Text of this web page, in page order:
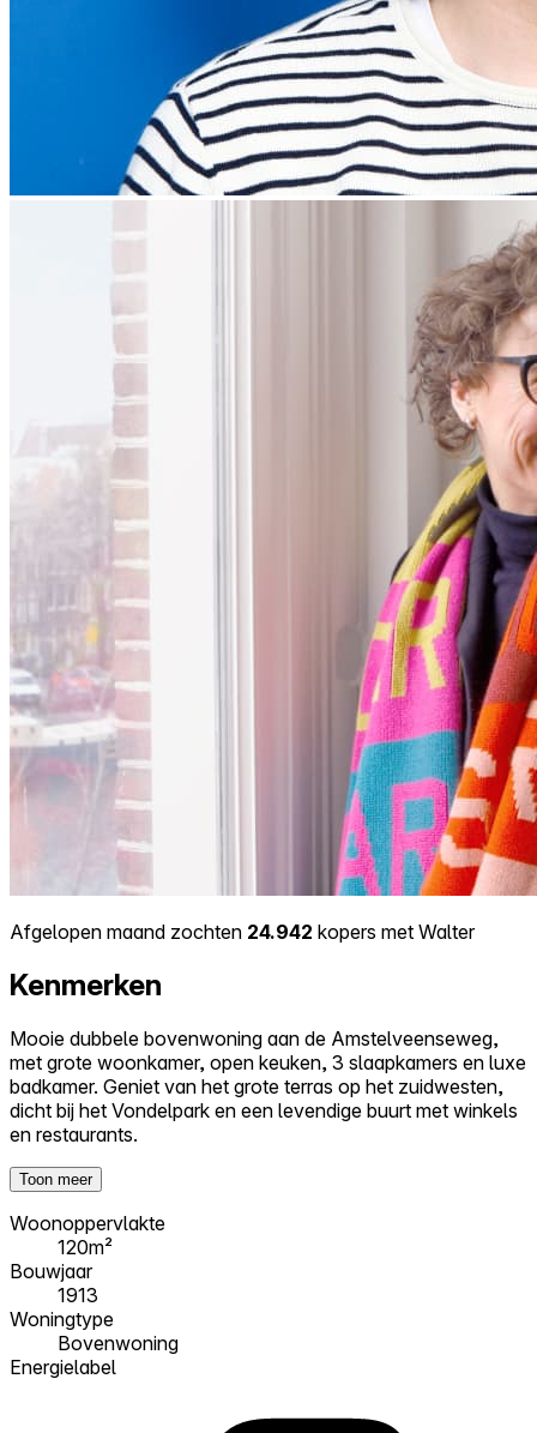
Afgelopen maand zochten 24.942 kopers met Walter
Kenmerken
Mooie dubbele bovenwoning aan de Amstelveenseweg,
met grote woonkamer, open keuken, 3 slaapkamers en luxe
badkamer. Geniet van het grote terras op het zuidwesten,
dicht bij het Vondelpark en een levendige buurt met winkels
en restaurants.
Toon meer
Woonoppervlakte
120m²
Bouwjaar
1913
Woningtype
Bovenwoning
Energielabel